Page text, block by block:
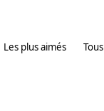
Les plus aimés Tous